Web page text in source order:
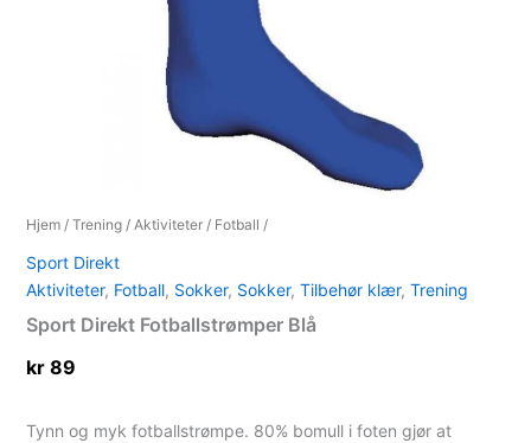
Hjem /Trening /Aktiviteter / Fotball /
Sport Direkt
Aktiviteter, Fotball, Sokker, Sokker,Tilbehør klær,Trening
Sport Direkt Fotballstrømper Blå
kr 89
Tynn og myk fotballstrømpe. 80% bomull i foten gjør at